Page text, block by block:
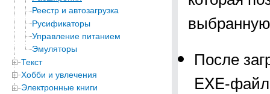
Реестр и автозагрузка
Русификаторы
Управление питанием
Эмуляторы
Текст
Хобби и увлечения
Электронные книги
После
EXE-